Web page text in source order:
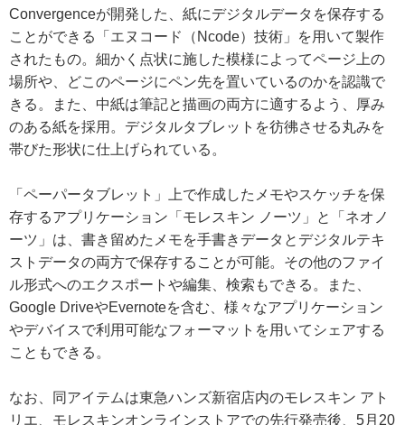
Convergenceが開発した、紙にデジタルデータを保存する
ことができる「エヌコード（Ncode）技術」を用いて製作
されたもの。細かく点状に施した模様によってページ上の
場所や、どこのページにペン先を置いているのかを認識で
きる。また、中紙は筆記と描画の両方に適するよう、厚み
のある紙を採用。デジタルタブレットを彷彿させる丸みを
帯びた形状に仕上げられている。
「ペーパータブレット」上で作成したメモやスケッチを保
存するアプリケーション「モレスキン ノーツ」と「ネオノ
ーツ」は、書き留めたメモを手書きデータとデジタルテキ
ストデータの両方で保存することが可能。その他のファイ
ル形式へのエクスポートや編集、検索もできる。また、
Google DriveやEvernoteを含む、様々なアプリケーション
やデバイスで利用可能なフォーマットを用いてシェアする
こともできる。
なお、同アイテムは東急ハンズ新宿店内のモレスキン アト
リエ、モレスキンオンラインストアでの先行発売後、5月20